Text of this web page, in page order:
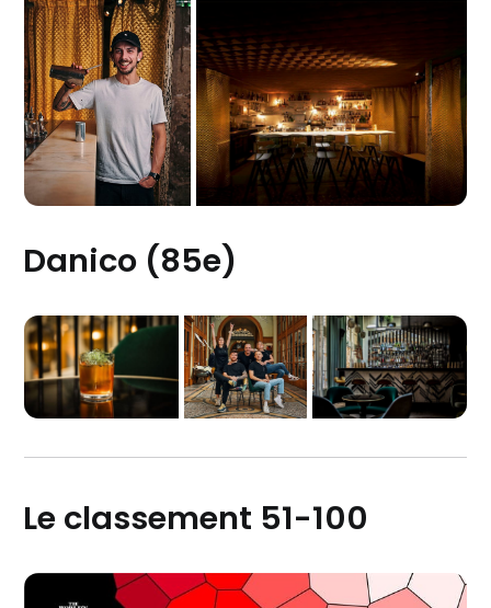
Danico (85e)
Le classement 51-100